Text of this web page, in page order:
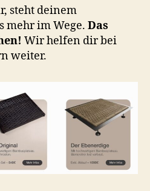
steht deinem
mehr im Wege. Das
Wir helfen dir bei
weiter.